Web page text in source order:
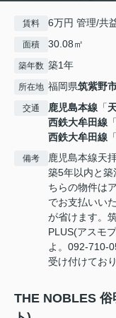
賃料 6万円 管理/共
面積 30.08㎡
築年数 築1年
所在地 福岡県筑紫野
交通 鹿児島本線 「
西鉄大牟田線 「
西鉄大牟田線 「
備考
鹿児島本線天
築5年以内と築
ちらの物件は
でお支払いい
が省けます。
PLUS(アスモ
よ。092-710-
受け付けてお
THE NOBLES